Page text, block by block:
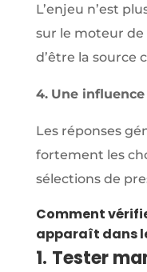
L’enjeu n’est
sur le moteur de
d’être la source
4. Une
Les réponses
fortement les
sélections de
Comment
apparaît dans
1. Tester